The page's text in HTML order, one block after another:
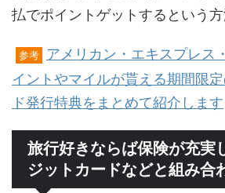
払でポイントゲットするという方
参考
アメリカン・エキスプレス
イントやマイルが貰える期間限
ド発行特典をまとめて紹介します
旅行好きならば保険が充実
ジットカードなどと組み合